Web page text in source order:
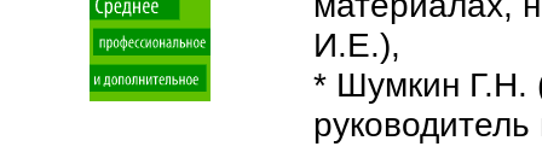
И.Е.),
* Шумкин Г.Н.